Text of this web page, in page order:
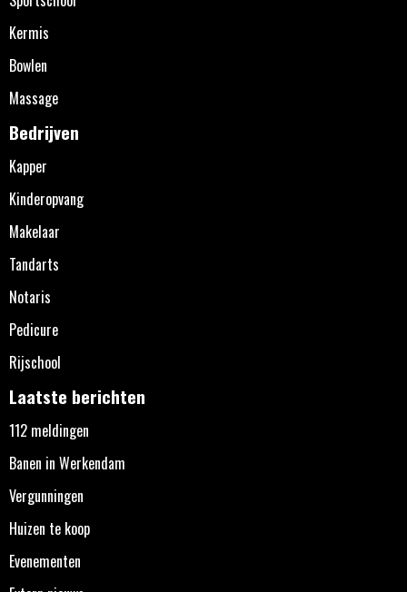
Kermis
Bowlen
Massage
Bedrijven
Kapper
Kinderopvang
Makelaar
Tandarts
Notaris
Pedicure
Rijschool
Laatste berichten
112 meldingen
Banen in Werkendam
Vergunningen
Huizen te koop
Evenementen